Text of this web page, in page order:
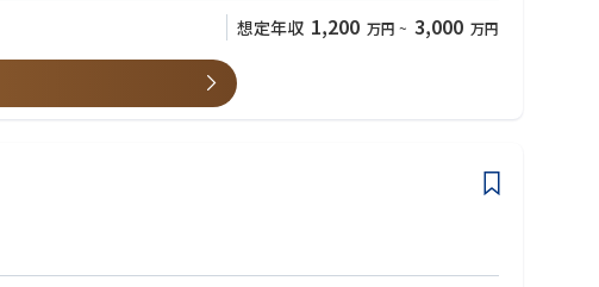
想定年収 1,200 万円 ~ 3,000 万円